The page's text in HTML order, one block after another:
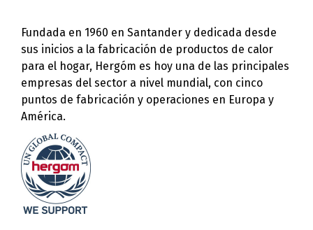
Fundada en 1960 en Santander y dedicada desde
sus inicios a la fabricación de productos de calor
para el hogar, Hergóm es hoy una de las principales
empresas del sector a nivel mundial, con cinco
puntos de fabricación y operaciones en Europa y
América.